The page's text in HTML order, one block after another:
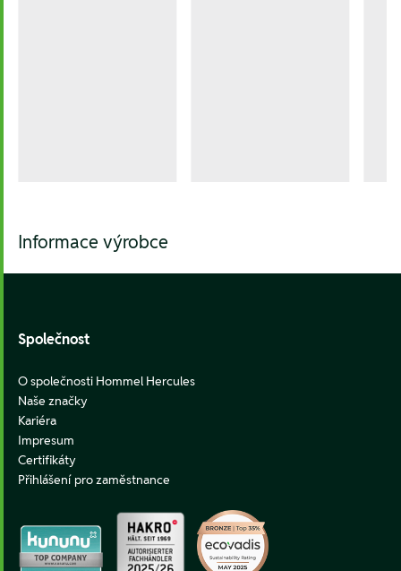
Informace výrobce
Společnost
O společnosti Hommel Hercules
Naše značky
Kariéra
Impresum
Certifikáty
Přihlášení pro zaměstnance